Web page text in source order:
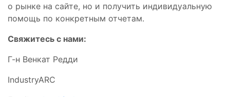
о рынке на сайте, но и получить индивидуальную
помощь по конкретным отчетам.
Свяжитесь с нами:
Г-н Венкат Редди
IndustryARC